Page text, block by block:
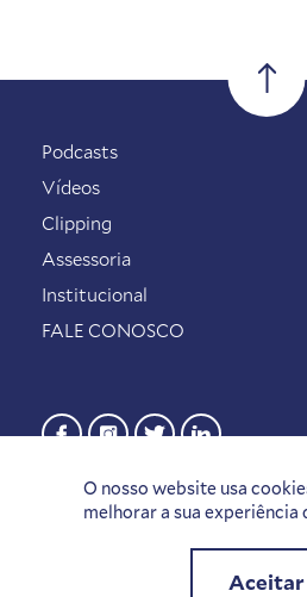
O nosso website usa
melhorar a sua experiência
Aceitar
Podcasts
Vídeos
Clipping
Assessoria
Institucional
FALE CONOSCO